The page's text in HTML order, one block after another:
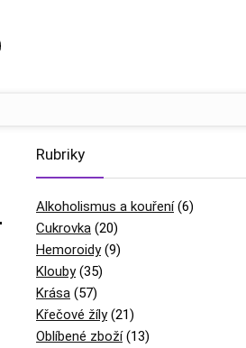
Rubriky
Alkoholismus a kouření(6)
Cukrovka (20)
Hemoroidy(9)
Klouby(35)
Krása (57)
Křečové žíly(21)
Oblíbené zboží(13)